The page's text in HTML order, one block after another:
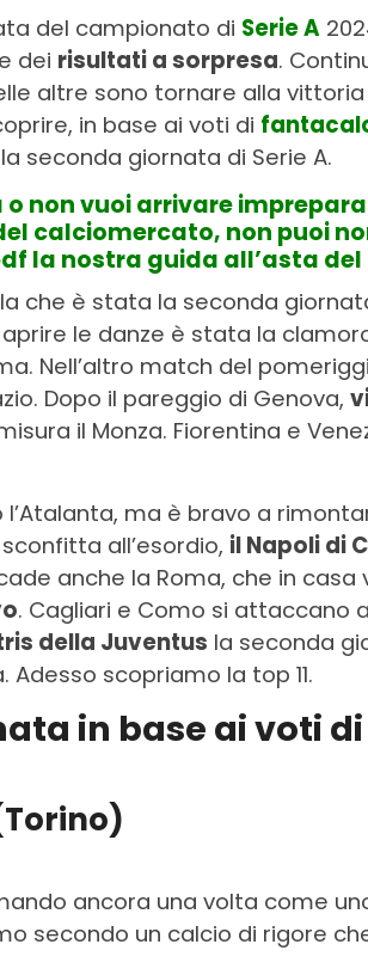
del campionato di Serie A
dei risultati a sorpresa.
altre sono tornare alla
in base ai voti di
seconda giornata di Serie A.
non vuoi arrivare
calciomercato, non puoi
la nostra guida all’asta
che è stata la seconda
le danze è stata la
Nell’altro match del
Dopo il pareggio di Genova,
il Monza. Fiorentina e
ma è bravo a
all’esordio, il Napoli di
anche la Roma, che in casa
. Cagliari e Como si attaccano
della Juventus la seconda
scopriamo la top 11.
in base ai voti di
ancora una volta come
secondo un calcio di rigore